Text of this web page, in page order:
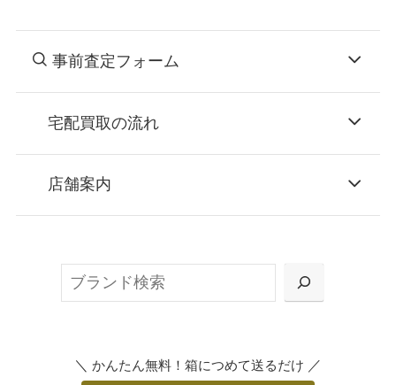
事前査定フォーム
宅配買取の流れ
お申込み
または梱包材不要の「集荷申込」からお選び
店舗案内
＼ かんたん無料！箱につめて送るだけ ／